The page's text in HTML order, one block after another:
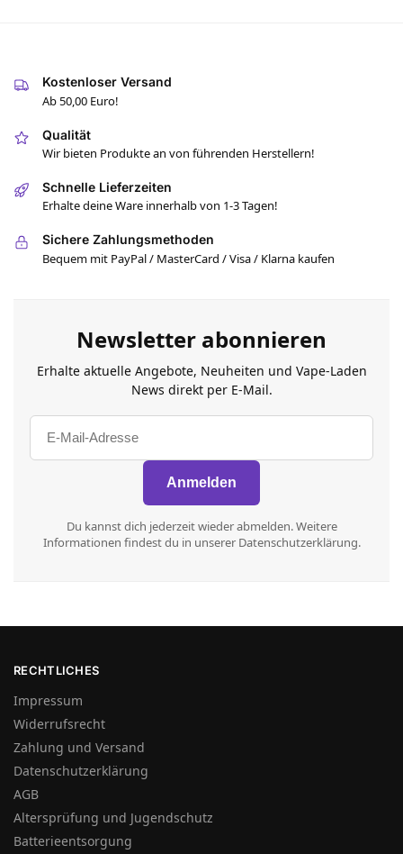
Kostenloser Versand
Ab 50,00 Euro!
Qualität
Wir bieten Produkte an von führenden Herstellern!
Schnelle Lieferzeiten
Erhalte deine Ware innerhalb von 1-3 Tagen!
Sichere Zahlungsmethoden
Bequem mit PayPal / MasterCard / Visa / Klarna kaufen
Newsletter abonnieren
Erhalte aktuelle Angebote, Neuheiten und Vape-Laden
News direkt per E-Mail.
Du kannst dich jederzeit wieder abmelden. Weitere
Informationen findest du in unserer Datenschutzerklärung.
RECHTLICHES
Impressum
Widerrufsrecht
Zahlung und Versand
Datenschutzerklärung
AGB
Altersprüfung und Jugendschutz
Batterieentsorgung